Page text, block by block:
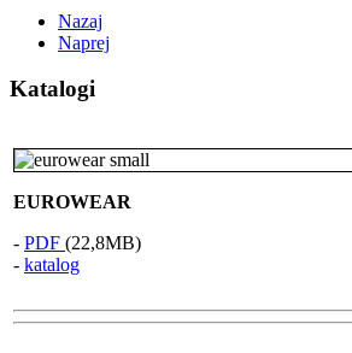
Nazaj
Naprej
Katalogi
EUROWEAR
- PDF (22,8MB)
- katalog